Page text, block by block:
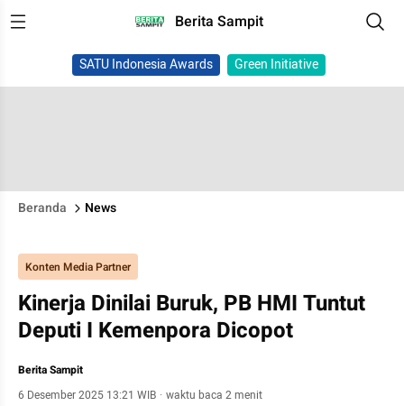
Berita Sampit
SATU Indonesia Awards Green Initiative
Beranda News
Konten Media Partner
Kinerja Dinilai Buruk, PB HMI Tuntut
Deputi I Kemenpora Dicopot
Berita Sampit
6 Desember 2025 13:21 WIB · waktu baca 2 menit